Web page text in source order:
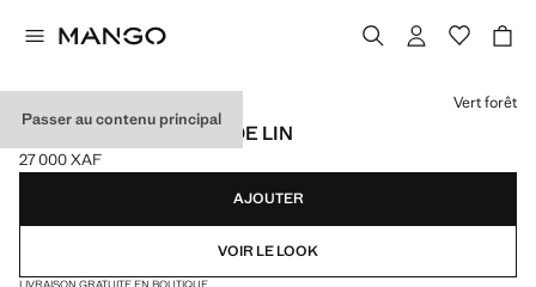
Passer au contenu principal
T-SHIRT EN MÉLANGE DE LIN
Prix actuel [27 000 XAF ]
27 000 XAF
Choisissez une couleur
Vert forêt
AJOUTER
VOIR LE LOOK